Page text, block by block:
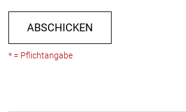
ABSCHICKEN
* = Pflichtangabe